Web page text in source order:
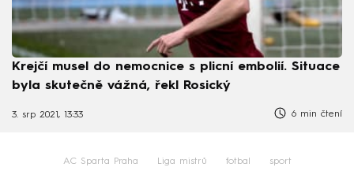
Krejčí musel do nemocnice s plicní embolií. Situace
byla skutečně vážná, řekl Rosický
3. srp 2021, 13:33 6 min čtení
AC Sparta Praha Liga mistrů fotbal sport